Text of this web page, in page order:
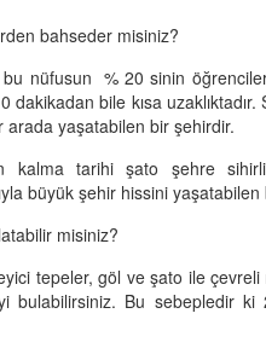
bahseder misiniz?
nüfusun % 20 sinin
bile kısa
yaşatabilen bir şehirdir.
kalma tarihi şato şehre
büyük şehir hissini yaşatabilen
misiniz?
tepeler, göl ve şato ile
bulabilirsiniz. Bu sebepledir